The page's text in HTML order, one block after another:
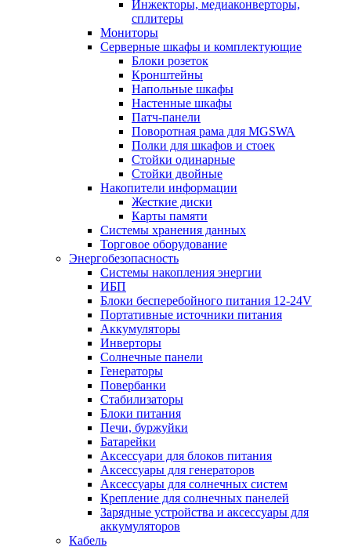
Инжекторы, медиаконверторы,
сплитеры
Мониторы
Серверные шкафы и комплектующие
Блоки розеток
Кронштейны
Напольные шкафы
Настенные шкафы
Патч-панели
Поворотная рама для MGSWA
Полки для шкафов и стоек
Стойки одинарные
Стойки двойные
Накопители информации
Жесткие диски
Карты памяти
Системы хранения данных
Торговое оборудование
Энергобезопасность
Системы накопления энергии
ИБП
Блоки бесперебойного питания 12-24V
Портативные источники питания
Аккумуляторы
Инверторы
Солнечные панели
Генераторы
Повербанки
Стабилизаторы
Блоки питания
Печи, буржуйки
Батарейки
Аксессуари для блоков питания
Аксессуары для генераторов
Аксессуары для солнечных систем
Крепление для солнечных панелей
Зарядные устройства и аксессуары для
аккумуляторов
Кабель